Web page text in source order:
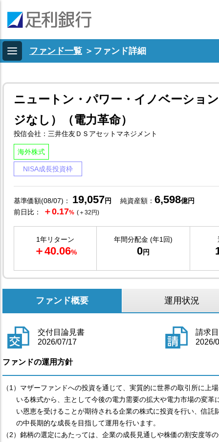
ファンド一覧 ＞ ファンド詳細
ニュートン・パワー・イノベーショ
ジなし）（電力革命）
投信会社：三井住友ＤＳアセットマネジメント
海外株式
NISA成長投資枠
基準価額(08/07)： 19,057円 純資産額： 6,598億円
前日比：
＋0.17% (＋32円)
1年リターン
＋40.06%
年間分配金 (年1回)
0円
ファンド概要 運用状況
交付目論見書
2026/07/17
請求
2026/
ファンドの運用方針
（1）マザーファンドへの投資を通じて、実質的に世界の取引所に上
いる株式から、主として今後の電力需要の拡大や電力市場の変革
い恩恵を受けることが期待される企業の株式に投資を行い、信託
の中長期的な成長を目指して運用を行います。
（2）銘柄の選定にあたっては、企業の成長見通しや株価の割安度等